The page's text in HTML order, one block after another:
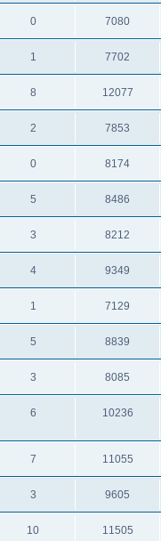
0 7080
1 7702
8 12077
2 7853
0 8174
5 8486
3 8212
4 9349
1 7129
5 8839
3 8085
6 10236
7 11055
3 9605
10 11505